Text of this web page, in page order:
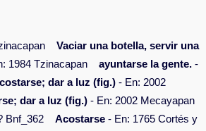
Vaciar una botella, servir una
1984 Tzinacapan ayuntarse la gente. -
dar a luz (fig.) - En: 2002
dar a luz (fig.) - En: 2002 Mecayapan
Bnf_362 Acostarse - En: 1765 Cortés y